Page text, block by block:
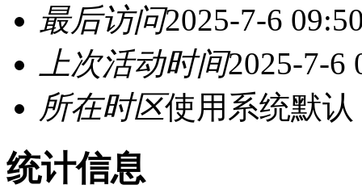
最后访问2025-7-6
上次活动时间2025-7-6
所在时区使用系统默认
统计信息